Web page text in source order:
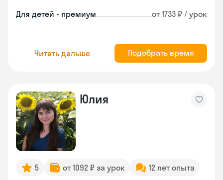
Для детей - премиум от 1733 ₽ / урок
Читать дальше Подобрать время
Юлия
5 от 1092 ₽ за урок 12 лет опыта